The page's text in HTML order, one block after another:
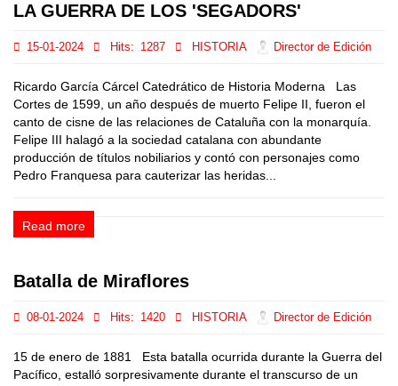
LA GUERRA DE LOS 'SEGADORS'
15-01-2024 Hits: 1287 HISTORIA Director de Edición
Ricardo García Cárcel Catedrático de Historia Moderna Las
Cortes de 1599, un año después de muerto Felipe II, fueron el
canto de cisne de las relaciones de Cataluña con la monarquía.
Felipe III halagó a la sociedad catalana con abundante
producción de títulos nobiliarios y contó con personajes como
Pedro Franquesa para cauterizar las heridas...
Read more
Batalla de Miraflores
08-01-2024 Hits: 1420 HISTORIA Director de Edición
15 de enero de 1881 Esta batalla ocurrida durante la Guerra del
Pacífico, estalló sorpresivamente durante el transcurso de un